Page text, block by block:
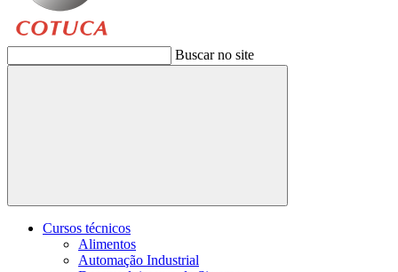
Buscar no site
Buscar
Cursos técnicos
Alimentos
Automação Industrial